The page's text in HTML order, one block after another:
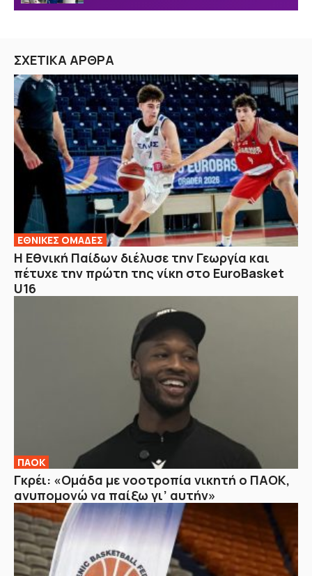
ΣΧΕΤΙΚΑ ΑΡΘΡΑ
EΘΝΙΚΕΣ OΜΑΔΕΣ
Η Εθνική Παίδων διέλυσε την Γεωργία και
πέτυχε την πρώτη της νίκη στο EuroBasket
U16
ΠΑΟΚ
Γκρέι: «Ομάδα με νοοτροπία νικητή ο ΠΑΟΚ,
ανυπομονώ να παίξω γι’ αυτήν»